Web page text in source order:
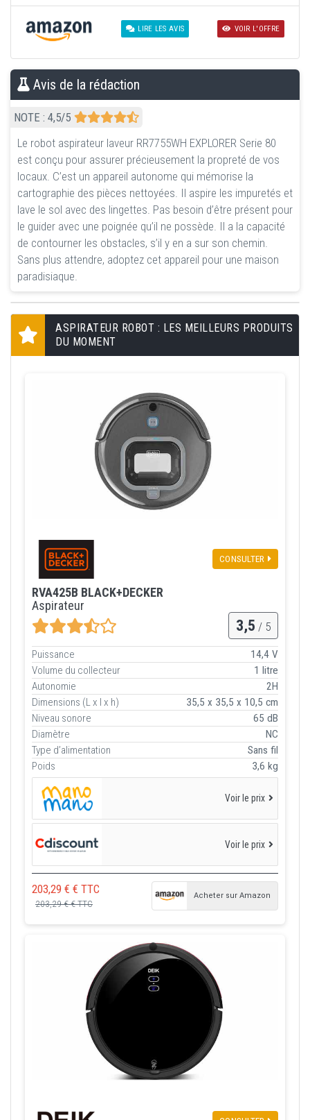
LIRE LES AVIS VOIR L'OFFRE
Avis de la rédaction
NOTE : 4,5/5
Le robot aspirateur laveur RR7755WH EXPLORER Serie 80
est conçu pour assurer précieusement la propreté de vos
locaux. C’est un appareil autonome qui mémorise la
cartographie des pièces nettoyées. Il aspire les impuretés et
lave le sol avec des lingettes. Pas besoin d’être présent pour
le guider avec une poignée qu’il ne possède. Il a la capacité
de contourner les obstacles, s’il y en a sur son chemin.
Sans plus attendre, adoptez cet appareil pour une maison
paradisiaque.
ASPIRATEUR ROBOT : LES MEILLEURS PRODUITS
DU MOMENT
CONSULTER
RVA425B BLACK+DECKER
Aspirateur
3,5 / 5
Puissance
14,4 V
Volume du collecteur
1 litre
Autonomie
2H
Dimensions (L x l x h)
35,5 x 35,5 x 10,5 cm
Niveau sonore
65 dB
Diamètre
NC
Type d’alimentation
Sans fil
Poids
3,6 kg
Voir le prix
Voir le prix
203,29 € € TTC
203,29 € € TTC
Acheter sur Amazon